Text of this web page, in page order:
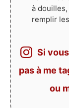
à
remplir
Si
pas à me
ou